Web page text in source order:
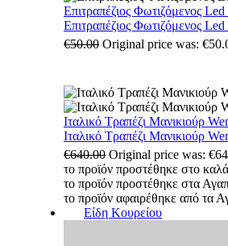
Επιτραπέζιος Φωτιζόμενος
Επιτραπέζιος Φωτιζόμενος
€50.00 Original price was:
Ιταλικό Τραπέζι Μανικιούρ
Ιταλικό Τραπέζι Μανικιούρ
€640.00 Original price was:
το προϊόν προστέθηκε στο
το προϊόν προστέθηκε στα
το προϊόν αφαιρέθηκε από τα
Είδη Κουρείου